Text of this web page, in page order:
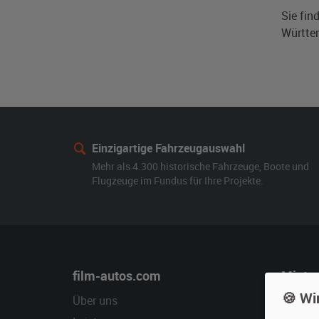
Sie
Einzigartige Fahrzeugauswahl
Mehr als 4.300 historische Fahrzeuge, Boote und
Flugzeuge im Fundus für Ihre Projekte.
film-autos.com
Über uns
🍪